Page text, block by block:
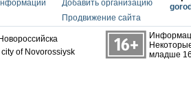
Добавить организацию
Продвижение сайта
of Novorossiysk
младше